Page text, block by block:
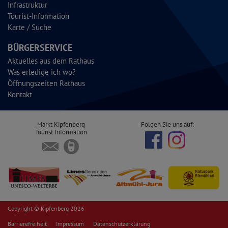
Infrastruktur
Tourist-Information
Karte / Suche
BÜRGERSERVICE
Aktuelles aus dem Rathaus
Was erledige ich wo?
Öffnungszeiten Rathaus
Kontakt
Markt Kipfenberg
Tourist Information
Folgen Sie uns auf:
Copyright © Kipfenberg 2026
Barrierefreiheit
Impressum Datenschutzerklärung